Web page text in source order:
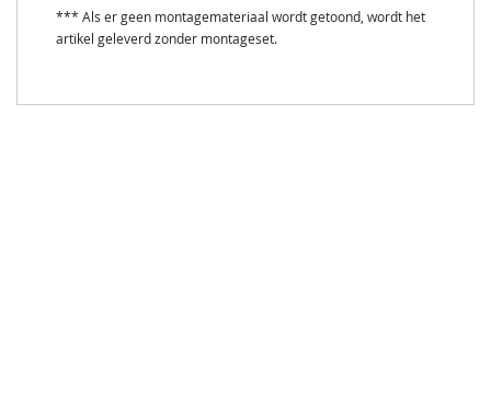
*** Als er geen montagemateriaal wordt getoond, wordt het
artikel geleverd zonder montageset.